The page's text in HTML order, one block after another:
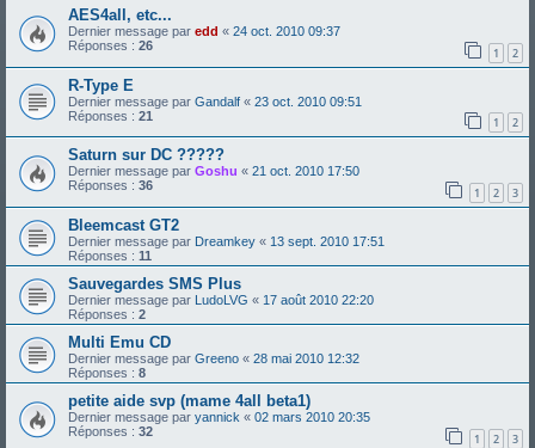
AES4all, etc...
Dernier message par edd « 24 oct. 2010 09:37
Réponses : 26 1 2
R-Type E
Dernier message par Gandalf « 23 oct. 2010 09:51
Réponses : 21 1 2
Saturn sur DC ?????
Dernier message par Goshu « 21 oct. 2010 17:50
Réponses : 36 1 2 3
Bleemcast GT2
Dernier message par Dreamkey « 13 sept. 2010 17:51
Réponses : 11
Sauvegardes SMS Plus
Dernier message par LudoLVG « 17 août 2010 22:20
Réponses : 2
Multi Emu CD
Dernier message par Greeno « 28 mai 2010 12:32
Réponses : 8
petite aide svp (mame 4all beta1)
Dernier message par yannick « 02 mars 2010 20:35
Réponses : 32 1 2 3